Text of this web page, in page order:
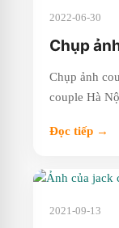
2022-06-30
Chụp
Chụp ảnh
couple Hà
Đọc tiếp →
2021-09-13